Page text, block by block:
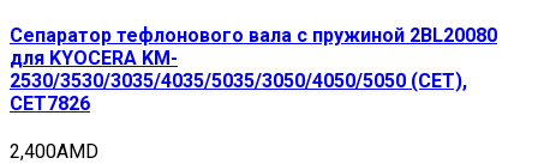
Сепаратор тефлонового вала с пружиной 2BL20080
для KYOCERA KM-
2530/3530/3035/4035/5035/3050/4050/5050 (CET),
CET7826
2,400AMD